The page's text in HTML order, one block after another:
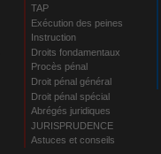
TAP
Exécution des peines
Instruction
Droits fondamentaux
Procès pénal
Droit pénal général
Droit pénal spécial
Abrégés juridiques
JURISPRUDENCE
Astuces et conseils